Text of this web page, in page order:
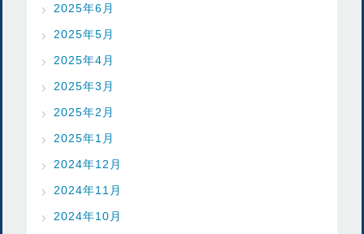
2025年6月
2025年5月
2025年4月
2025年3月
2025年2月
2025年1月
2024年12月
2024年11月
2024年10月